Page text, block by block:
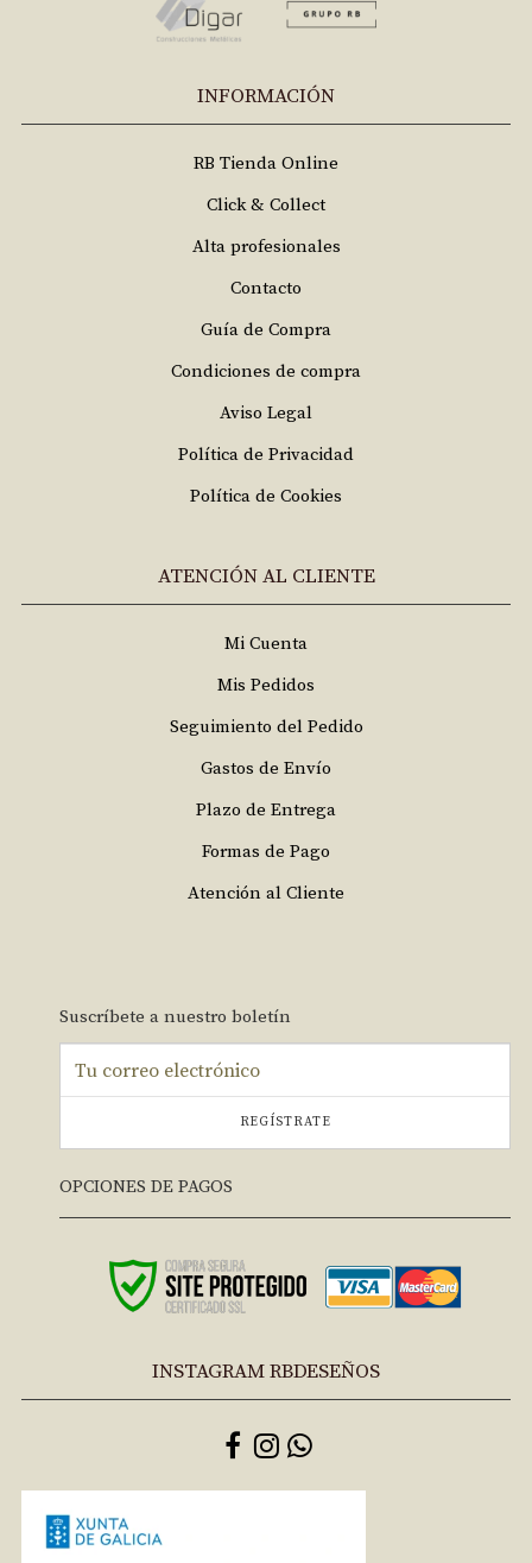
INFORMACIÓN
RB Tienda Online
Click & Collect
Alta profesionales
Contacto
Guía de Compra
Condiciones de compra
Aviso Legal
Política de Privacidad
Política de Cookies
ATENCIÓN AL CLIENTE
Mi Cuenta
Mis Pedidos
Seguimiento del Pedido
Gastos de Envío
Plazo de Entrega
Formas de Pago
Atención al Cliente
Suscríbete a nuestro boletín
REGÍSTRATE
OPCIONES DE PAGOS
INSTAGRAM RBDESEÑOS